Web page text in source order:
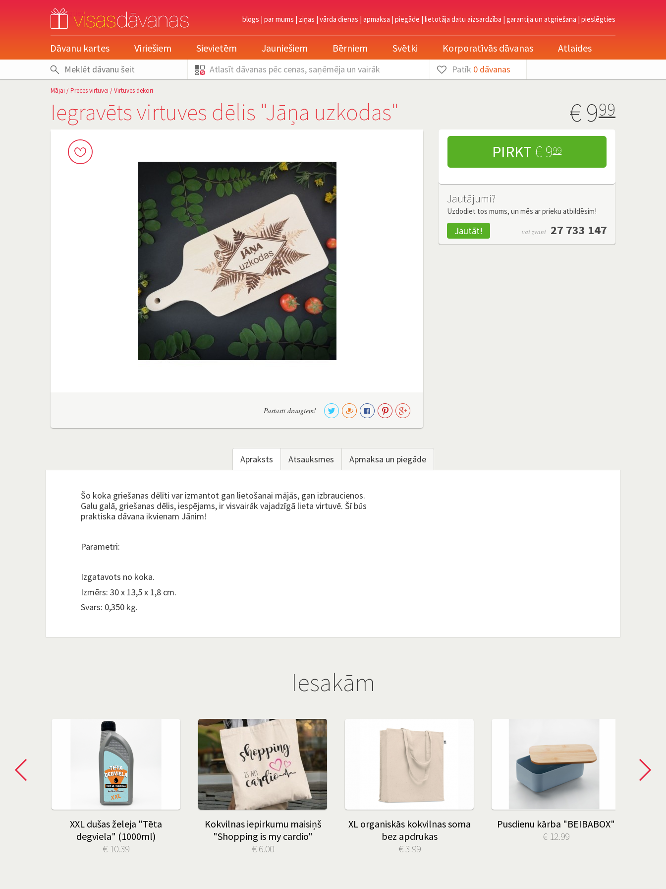
blogs | par mums | ziņas | vārda dienas | apmaksa | piegāde | lietotāja datu aizsardzība | garantija un atgriešana | pieslēgties
pieslēgties
Dāvanu kartes Vīriešiem Sievietēm Jauniešiem Bērniem Svētki Korporatīvās dāvanas Atlaides
Atlasīt dāvanas pēc cenas, saņēmēja un vairāk Patīk 0dāvanas
Mājai /Preces virtuvei /Virtuves dekori
Iegravēts virtuves dēlis "Jāņa uzkodas" €999
Pastāsti draugiem!
PIRKT € 999
Jautājumi?
Uzdodiet tos mums, un mēs ar prieku atbildēsim!
Jautāt! vai zvani 27 733 147
Apraksts Atsauksmes Apmaksa un piegāde
Šo koka griešanas dēlīti var izmantot gan lietošanai mājās, gan izbraucienos.
Galu galā, griešanas dēlis, iespējams, ir visvairāk vajadzīgā lieta virtuvē. Šī būs
praktiska dāvana ikvienam Jānim!
Parametri:
Izgatavots no koka.
Izmērs: 30 x 13,5 x 1,8 cm.
Svars: 0,350 kg.
Iesakām
XXL dušas želeja "Tēta
degviela" (1000ml)
€ 10.39
Kokvilnas iepirkumu maisiņš
"Shopping is my cardio"
€ 6.00
XL organiskās kokvilnas soma
bez apdrukas
€ 3.99
Pusdienu kārba "BEIBABOX"
€ 12.99